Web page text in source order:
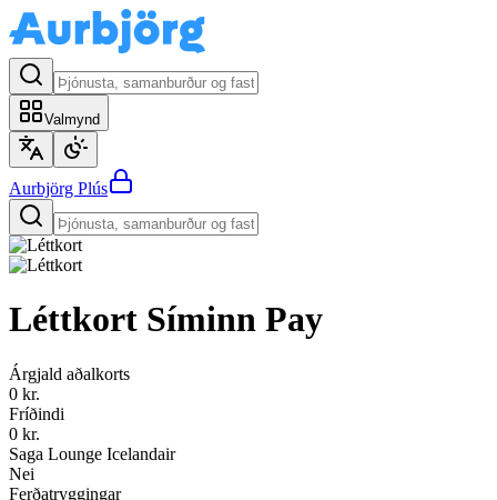
Valmynd
Aurbjörg Plús
Léttkort Síminn Pay
Árgjald aðalkorts
0 kr.
Fríðindi
0 kr.
Saga Lounge Icelandair
Nei
Ferðatryggingar